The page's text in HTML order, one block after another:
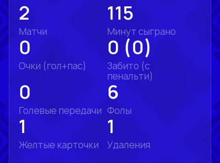
2
Матчи
115
Минут сыграно
0
Очки (гол+пас)
0 (0)
Забито (с
пенальти)
0
Голевые передачи
6
Фолы
1
Желтые карточки
1
Удаления